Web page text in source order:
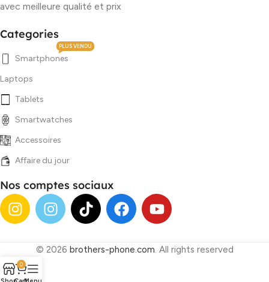
avec meilleure qualité et prix
Categories
Smartphones
PLUS VENDU
Laptops
Tablets
Smartwatches
Accessoires
Affaire du jour
Nos comptes sociaux
© 2026 brothers-phone.com. All rights reserved
0